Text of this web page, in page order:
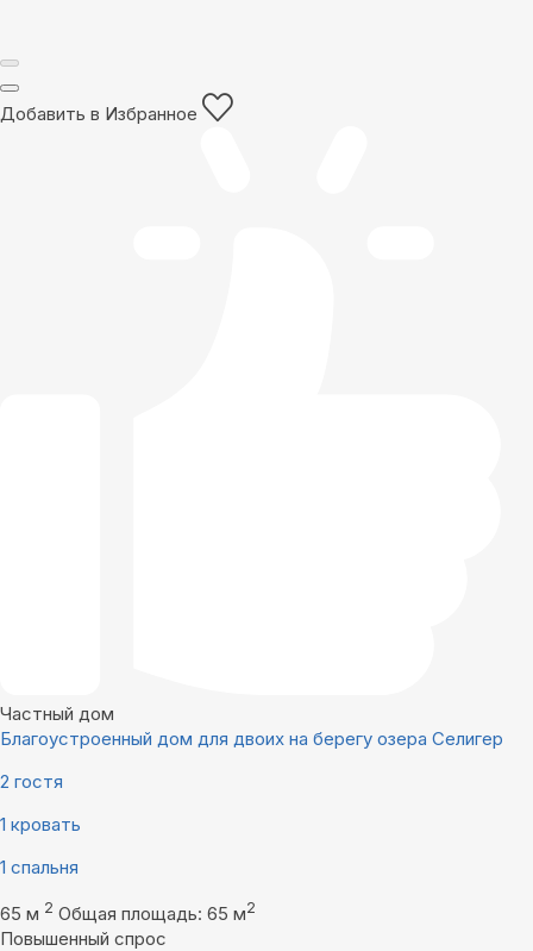
Добавить в Избранное
Частный дом
Благоустроенный дом для двоих на берегу озера Селигер
2 гостя
1 кровать
1 спальня
65 м 2 Общая площадь: 65 м2
Повышенный спрос